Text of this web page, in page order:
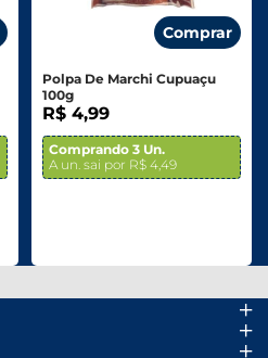
Comprar
Polpa De Marchi Cupuaçu
100g
R$ 4,99
Comprando 3 Un.
A un. sai por R$ 4,49